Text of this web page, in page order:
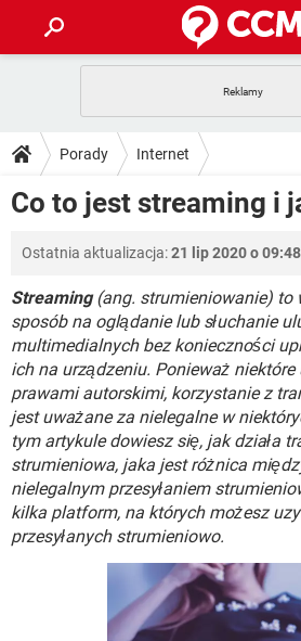
GRY
SPOTIFY
PORADY
PlayStation
GRY
SPOTIFY
INSTAGRAM
WINDOWS 10
DO POBRANIA
IOS
INSTAGRAM
WINDOWS 10
FORUM
COVID-19 TIKTOK
GRY
SPOTIFY
INSTAGRAM
WINDOWS 10
ARTYKUŁY
COVID-19
SPOTIFY
INSTAGRAM
WINDOWS 10
Porady Internet
Co to jest streaming i
Ostatnia aktualizacja:21 lip 2020 o 09:48
Streaming(ang. strumieniowanie) to
sposób na oglądanie lub słuchanie
multimedialnych bez konieczności
ich na urządzeniu. Ponieważ
prawami autorskimi, korzystanie z
jest uważane za nielegalne w
tym artykule dowiesz się, jak działa
strumieniowa, jaka jest różnica
nielegalnym przesyłaniem
kilka platform, na których możesz
przesyłanych strumieniowo.